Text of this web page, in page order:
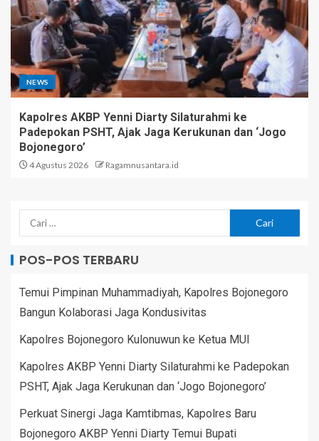
NEWS
Kapolres AKBP Yenni Diarty Silaturahmi ke
Padepokan PSHT, Ajak Jaga Kerukunan dan ‘Jogo
Bojonegoro’
4 Agustus 2026 Ragamnusantara.id
POS-POS TERBARU
Temui Pimpinan Muhammadiyah, Kapolres Bojonegoro
Bangun Kolaborasi Jaga Kondusivitas
Kapolres Bojonegoro Kulonuwun ke Ketua MUI
Kapolres AKBP Yenni Diarty Silaturahmi ke Padepokan
PSHT, Ajak Jaga Kerukunan dan ‘Jogo Bojonegoro’
Perkuat Sinergi Jaga Kamtibmas, Kapolres Baru
Bojonegoro AKBP Yenni Diarty Temui Bupati